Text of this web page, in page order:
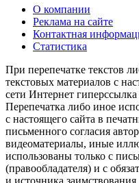
О компании
Реклама на сайте
Контактная
Статистика
При перепечатке текстов
текстовых материалов с
сети Интернет
Перепечатка либо иное
с настоящего сайта в
письменного согласия
видеоматериалы, иные
использованы только с
(правообладателя) и с
и источника заимствования